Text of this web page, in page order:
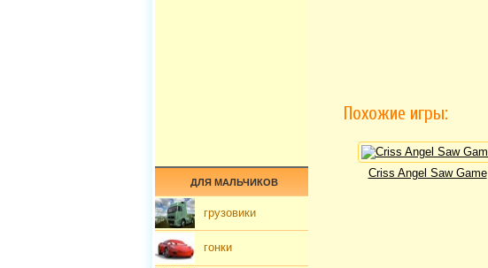
Похожие игры:
Criss Angel Saw Game
ДЛЯ МАЛЬЧИКОВ
грузовики
гонки